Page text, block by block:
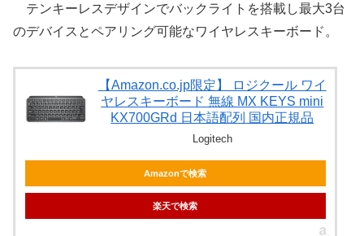
テンキーレスデザインでバックライトを搭載し最大3台
のデバイスとペアリング可能なワイヤレスキーボード。
【Amazon.co.jp限定】 ロジクール ワイ
ヤレスキーボード 無線 MX KEYS mini
KX700GRd 日本語配列 国内正規品
Logitech
Amazonで検索
楽天で検索